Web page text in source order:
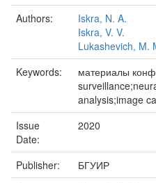
Authors:
Iskra, N. A.
Iskra, V. V.
Lukashevich, M.
Keywords:
материалы
analysis;image
Issue
Date:
2020
Publisher:
БГУИР